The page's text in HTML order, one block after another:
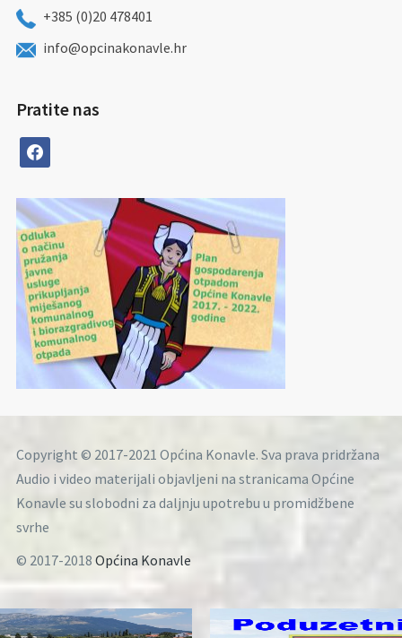
+385 (0)20 478401
info@opcinakonavle.hr
Pratite nas
facebook
Copyright © 2017-2021 Općina Konavle. Sva prava pridržana
Audio i video materijali objavljeni na stranicama Općine
Konavle su slobodni za daljnju upotrebu u promidžbene
svrhe
© 2017-2018 Općina Konavle